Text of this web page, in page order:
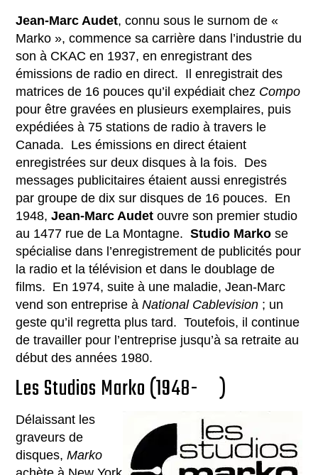
Jean-Marc Audet, connu sous le surnom de «
Marko », commence sa carrière dans l’industrie du
son à CKAC en 1937, en enregistrant des
émissions de radio en direct. Il enregistrait des
matrices de 16 pouces qu’il expédiait chez Compo
pour être gravées en plusieurs exemplaires, puis
expédiées à 75 stations de radio à travers le
Canada. Les émissions en direct étaient
enregistrées sur deux disques à la fois. Des
messages publicitaires étaient aussi enregistrés
par groupe de dix sur disques de 16 pouces. En
1948,Jean-Marc Audet ouvre son premier studio
au 1477 rue de La Montagne.Studio Marko se
spécialise dans l’enregistrement de publicités pour
la radio et la télévision et dans le doublage de
films. En 1974, suite à une maladie, Jean-Marc
vend son entreprise àNational Cablevision ; un
geste qu’il regretta plus tard. Toutefois, il continue
de travailler pour l’entreprise jusqu’à sa retraite au
début des années 1980.
Les Studios Marko (1948- )
Délaissant les
graveurs de
disques,Marko